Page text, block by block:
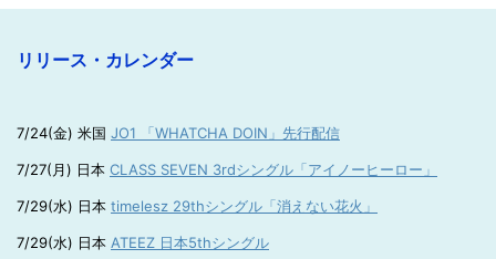
リリース・カレンダー
7/24(金) 米国 JO1 「WHATCHA DOIN」先行配信
7/27(月) 日本 CLASS SEVEN 3rdシングル「アイノーヒーロー」
7/29(水) 日本 timelesz 29thシングル「消えない花火」
7/29(水) 日本 ATEEZ 日本5thシングル